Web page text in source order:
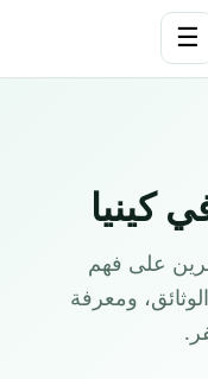
☰
كينيا
على فهم
ومعرفة